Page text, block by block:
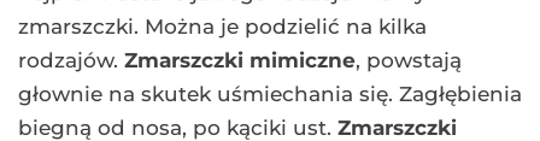
zmarszczki. Można je podzielić na kilka
rodzajów. Zmarszczki mimiczne, powstają
głownie na skutek uśmiechania się. Zagłębienia
biegną od nosa, po kąciki ust. Zmarszczki